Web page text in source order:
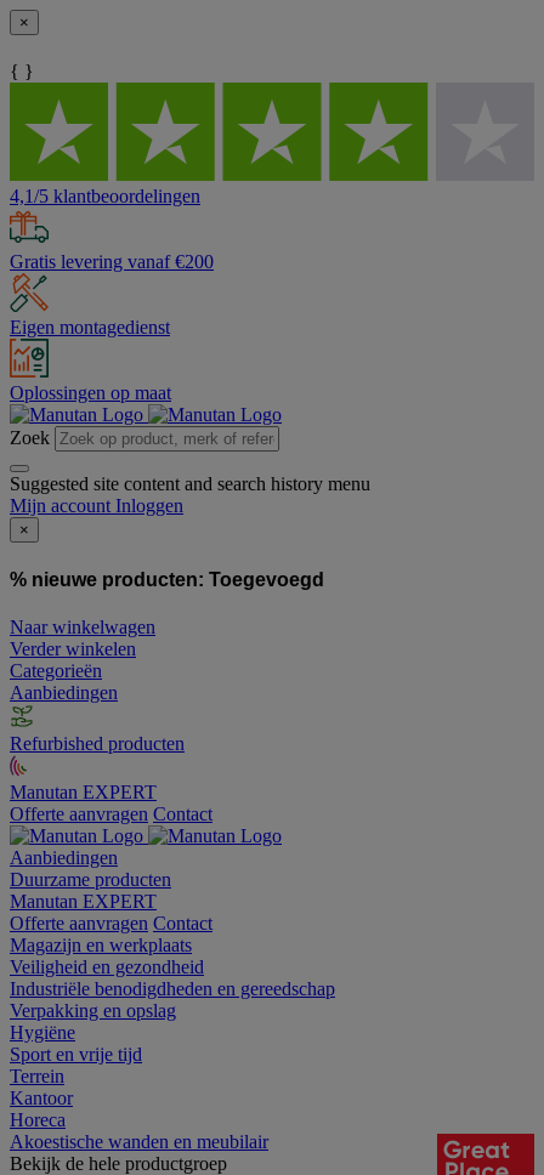
×
{ }
4,1/5 klantbeoordelingen
Gratis levering vanaf €200
Eigen montagedienst
Oplossingen op maat
Zoek
Suggested site content and search history menu
Mijn account Inloggen
×
% nieuwe producten: Toegevoegd
Naar winkelwagen
Verder winkelen
Categorieën
Aanbiedingen
Refurbished producten
Manutan EXPERT
Offerte aanvragen Contact
Aanbiedingen
Duurzame producten
Manutan EXPERT
Offerte aanvragen Contact
Magazijn en werkplaats
Veiligheid en gezondheid
Industriële benodigdheden en gereedschap
Verpakking en opslag
Hygiëne
Sport en vrije tijd
Terrein
Kantoor
Horeca
Akoestische wanden en meubilair
Bekijk de hele productgroep